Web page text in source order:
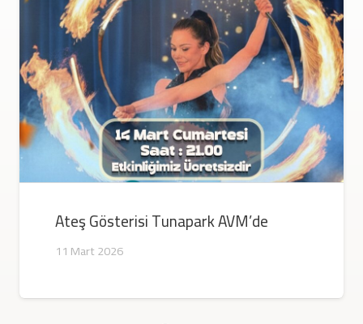
Ritim Show Tunapark AVM’de
23 Şubat 2026